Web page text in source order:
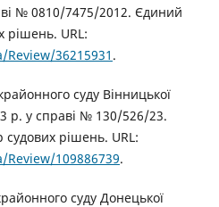
№ 0810/7475/2012. Єдиний
рішень. URL:
36215931 .
суду Вінницької
р. у справі № 130/526/23.
рішень. URL:
109886739.
суду Донецької